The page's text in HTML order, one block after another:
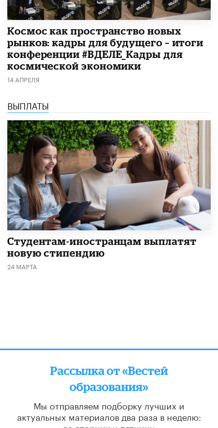
Космос как пространство новых
рынков: кадры для будущего – итоги
конференции #ВДЕЛЕ_Кадры для
космической экономики
14 АПРЕЛЯ
ВЫПЛАТЫ
Студентам-иностранцам выплатят
новую стипендию
24 МАРТА
Рассылка от «Вестей
образования»
Мы отправляем подборку лучших и
актуальных материалов два раза в неделю: